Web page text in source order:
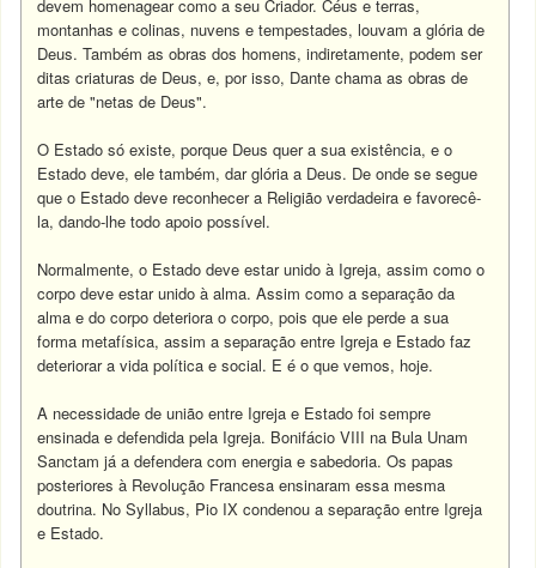
devem homenagear como a seu Criador. Céus e terras,
montanhas e colinas, nuvens e tempestades, louvam a glória de
Deus. Também as obras dos homens, indiretamente, podem ser
ditas criaturas de Deus, e, por isso, Dante chama as obras de
arte de "netas de Deus".
O Estado só existe, porque Deus quer a sua existência, e o
Estado deve, ele também, dar glória a Deus. De onde se segue
que o Estado deve reconhecer a Religião verdadeira e favorecê-
la, dando-lhe todo apoio possível.
Normalmente, o Estado deve estar unido à Igreja, assim como o
corpo deve estar unido à alma. Assim como a separação da
alma e do corpo deteriora o corpo, pois que ele perde a sua
forma metafísica, assim a separação entre Igreja e Estado faz
deteriorar a vida política e social. E é o que vemos, hoje.
A necessidade de união entre Igreja e Estado foi sempre
ensinada e defendida pela Igreja. Bonifácio VIII na Bula Unam
Sanctam já a defendera com energia e sabedoria. Os papas
posteriores à Revolução Francesa ensinaram essa mesma
doutrina. No Syllabus, Pio IX condenou a separação entre Igreja
e Estado.